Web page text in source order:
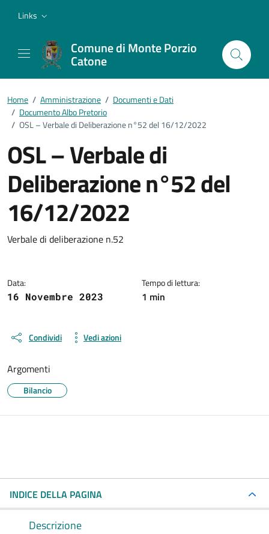
Links
Comune di Monte Porzio
Catone
Home / Amministrazione / Documenti e Dati
/ Documento Albo Pretorio
/ OSL – Verbale di Deliberazione n°52 del 16/12/2022
OSL – Verbale di
Deliberazione n°52 del
16/12/2022
Dettagli del documento
Verbale di deliberazione n.52
Data:
16 Novembre 2023
Tempo di lettura:
1 min
Condividi Vedi azioni
Argomenti
Bilancio
INDICE DELLA PAGINA
Descrizione